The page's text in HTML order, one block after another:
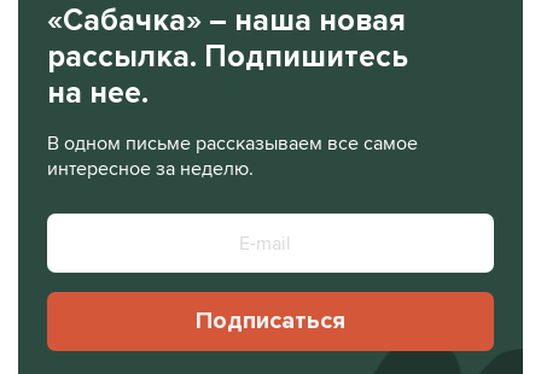
«Сабачка» – наша новая
рассылка. Подпишитесь
на нее.
В одном письме рассказываем все самое
интересное за неделю.
Подписаться